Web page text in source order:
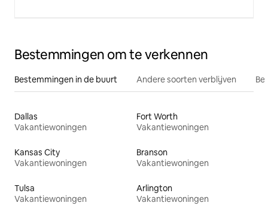
Bestemmingen om te verkennen
Bestemmingen in de buurt Andere soorten verblijven
Dallas
Vakantiewoningen
Fort Worth
Vakantiewoningen
Kansas City
Vakantiewoningen
Branson
Vakantiewoningen
Tulsa
Vakantiewoningen
Arlington
Vakantiewoningen